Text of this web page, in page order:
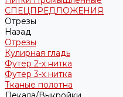
СПЕЦПРЕДЛОЖЕНИЯ
Отрезы
Назад
Отрезы
Кулирная гладь
Футер 2-х нитка
Футер 3-х нитка
Тканые полотна